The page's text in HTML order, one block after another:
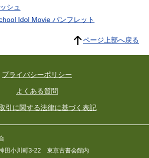
シュ
Idol Movie パンフレット
ページ上部へ戻る
プライバシーポリシー
よくある質問
引に関する法律に基づく表記
田小川町3-22 東京古書会館内